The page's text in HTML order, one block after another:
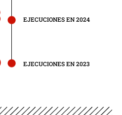
EJECUCIONES EN 2024
EJECUCIONES EN 2023